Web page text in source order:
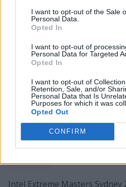
I want to opt-out of the Sale
Personal Data.
Opted In
I want to opt-out of
Personal Data for Targeted
Opted In
I want to opt-out of
Retention, Sale, and/or
Personal Data that Is
Purposes for which it was
Opted Out
CONFIRM
2019
Na ten moment lista
Fnatic Team
ViCi
Intel Extreme Masters Sydney